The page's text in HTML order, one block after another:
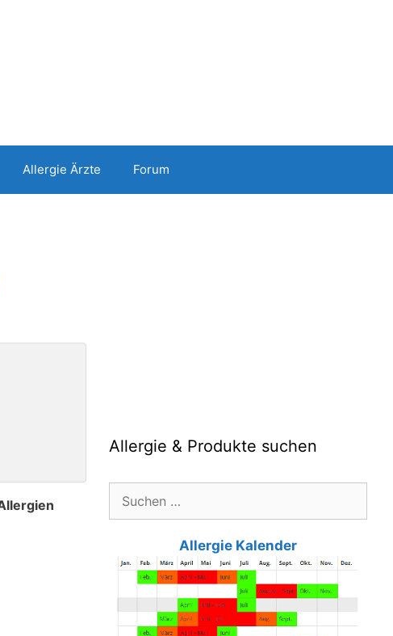
Allergie Ärzte Forum
Allergie & Produkte suchen
Allergie Kalender